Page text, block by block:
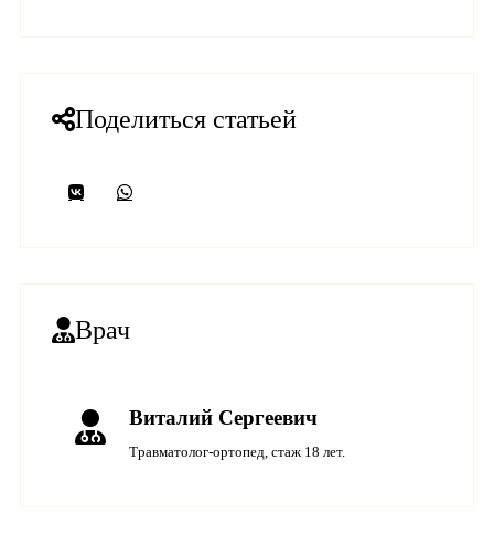
Поделиться статьей
Врач
Виталий Сергеевич
Травматолог-ортопед, стаж 18 лет.